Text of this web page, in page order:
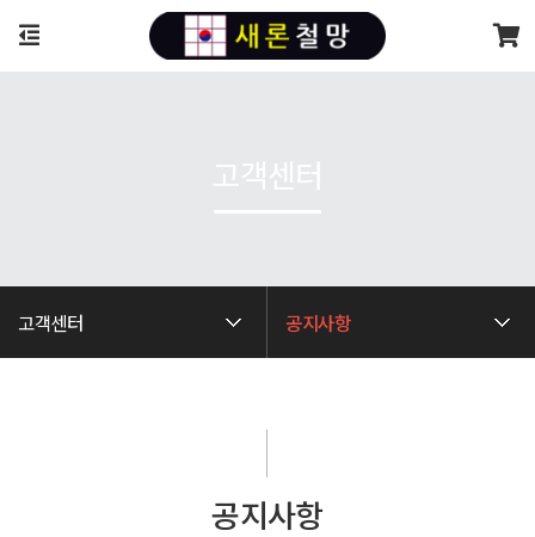
고객센터 공지사항
공지사항